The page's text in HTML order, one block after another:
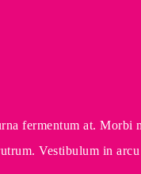
fermentum at.
Vestibulum in